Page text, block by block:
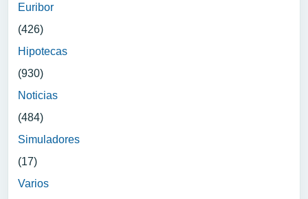
Euribor
(426)
Hipotecas
(930)
Noticias
(484)
Simuladores
(17)
Varios